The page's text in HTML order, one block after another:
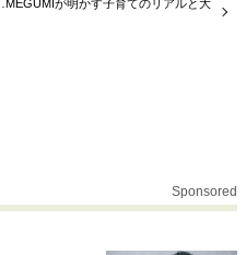
が明かす子育てのリアルと大
Sponsored